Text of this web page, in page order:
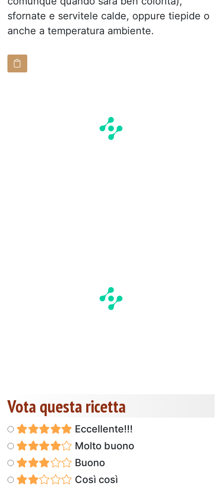
sfornate e servitele calde, oppure tiepide o
anche a temperatura ambiente.
Vota questa ricetta
Eccellente!!!
Molto buono
Buono
Così così